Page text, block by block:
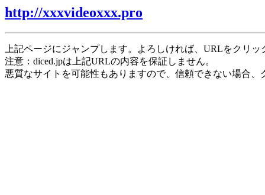
http://xxxvideoxxx.pro
上記ページにジャンプします。よろしければ、URLをクリ
注意：diced.jpは上記URLの内容を保証しません。
悪質なサイトを可能性もありますので、信頼できない場合、